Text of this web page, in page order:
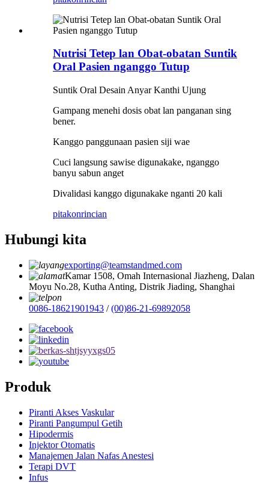
Nutrisi Tetep lan Obat-obatan Suntik
Oral Pasien nganggo Tutup
Suntik Oral Desain Anyar Kanthi Ujung
Gampang menehi dosis obat lan panganan sing
bener.
Kanggo panggunaan pasien siji wae
Cuci langsung sawise digunakake, nganggo
banyu sabun anget
Divalidasi kanggo digunakake nganti 20 kali
pitakonrincian
Hubungi kita
exporting@teamstandmed.com
Kamar 1508, Omah Internasional Jiazheng, Dalan
Moyu No.28, Kutha Anting, Distrik Jiading, Shanghai
0086-18621901943 /(00)86-21-69892058
Produk
Piranti Akses Vaskular
Piranti Pangumpul Getih
Hipodermis
Injektor Otomatis
Manajemen Jalan Nafas Anestesi
Terapi DVT
Infus